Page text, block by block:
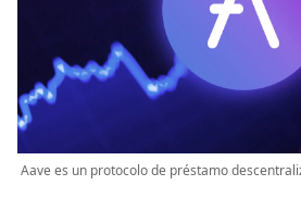
Aave es un protocolo de préstamo